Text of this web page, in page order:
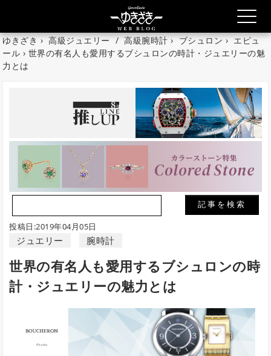
ゆきざき›高級ジュエリー/高級腕時計›ブシュロン›エピュ
ール › 世界の有名人も愛用するブシュロンの時計・ジュエリーの魅
力とは
投稿日:2019年04月05日
ジュエリー 腕時計
世界の有名人も愛用するブシュロンの時
計・ジュエリーの魅力とは